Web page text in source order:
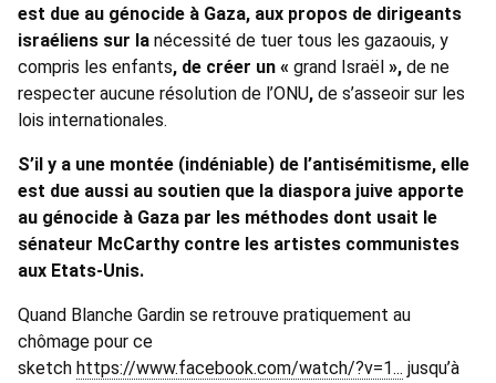
est due au génocide à Gaza, aux propos de dirigeants
israéliens sur la nécessité de tuer tous les gazaouis, y
compris les enfants, de créer un « grand Israël », de ne
respecter aucune résolution de l’ONU, de s’asseoir sur les
lois internationales.
S’il y a une montée (indéniable) de l’antisémitisme, elle
est due aussi au soutien que la diaspora juive apporte
au génocide à Gaza par les méthodes dont usait le
sénateur McCarthy contre les artistes communistes
aux Etats-Unis.
Quand Blanche Gardin se retrouve pratiquement au
chômage pour ce
sketch https://www.facebook.com/watch/?v=1... jusqu’à